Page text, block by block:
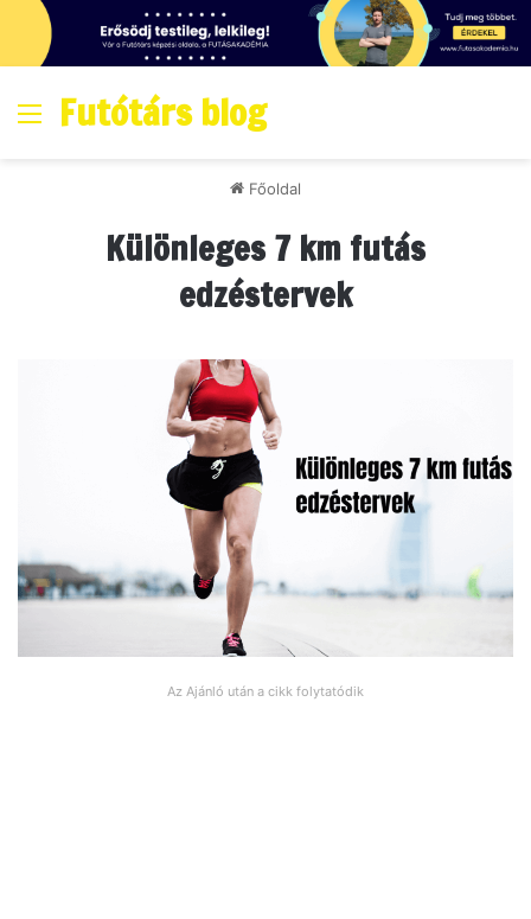
Menő
Futótárs blog
Főoldal
Különleges 7 km futás
edzéstervek
Az Ajánló után a cikk folytatódik